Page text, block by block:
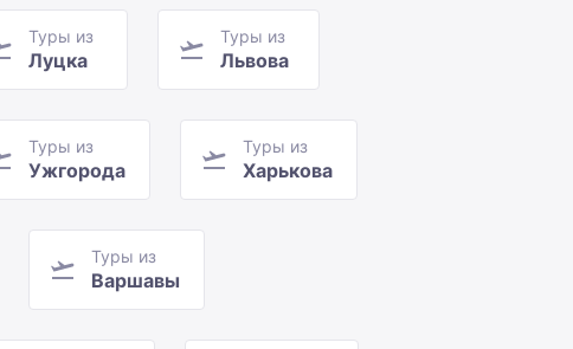
Туры из
Луцка
Туры из
Львова
Туры из
Ужгорода
Туры из
Харькова
Туры из
Варшавы